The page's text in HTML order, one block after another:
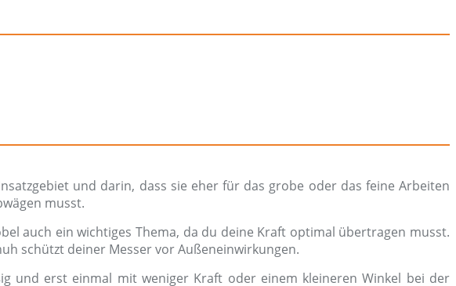
und darin, dass sie eher für das grobe oder das feine Arbeiten
musst.
auch ein wichtiges Thema, da du deine Kraft optimal übertragen musst.
schützt deiner Messer vor Außeneinwirkungen.
und erst einmal mit weniger Kraft oder einem kleineren Winkel bei der